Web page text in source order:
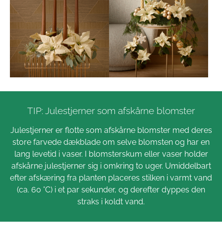
TIP: Julestjerner som afskårne blomster
Julestjerner er flotte som afskårne blomster med deres
store farvede dækblade om selve blomsten og har en
lang levetid i vaser. I blomsterskum eller vaser holder
afskårne julestjerner sig i omkring to uger. Umiddelbart
efter afskæring fra planten placeres stilken i varmt vand
(ca. 60 °C) i et par sekunder, og derefter dyppes den
straks i koldt vand.